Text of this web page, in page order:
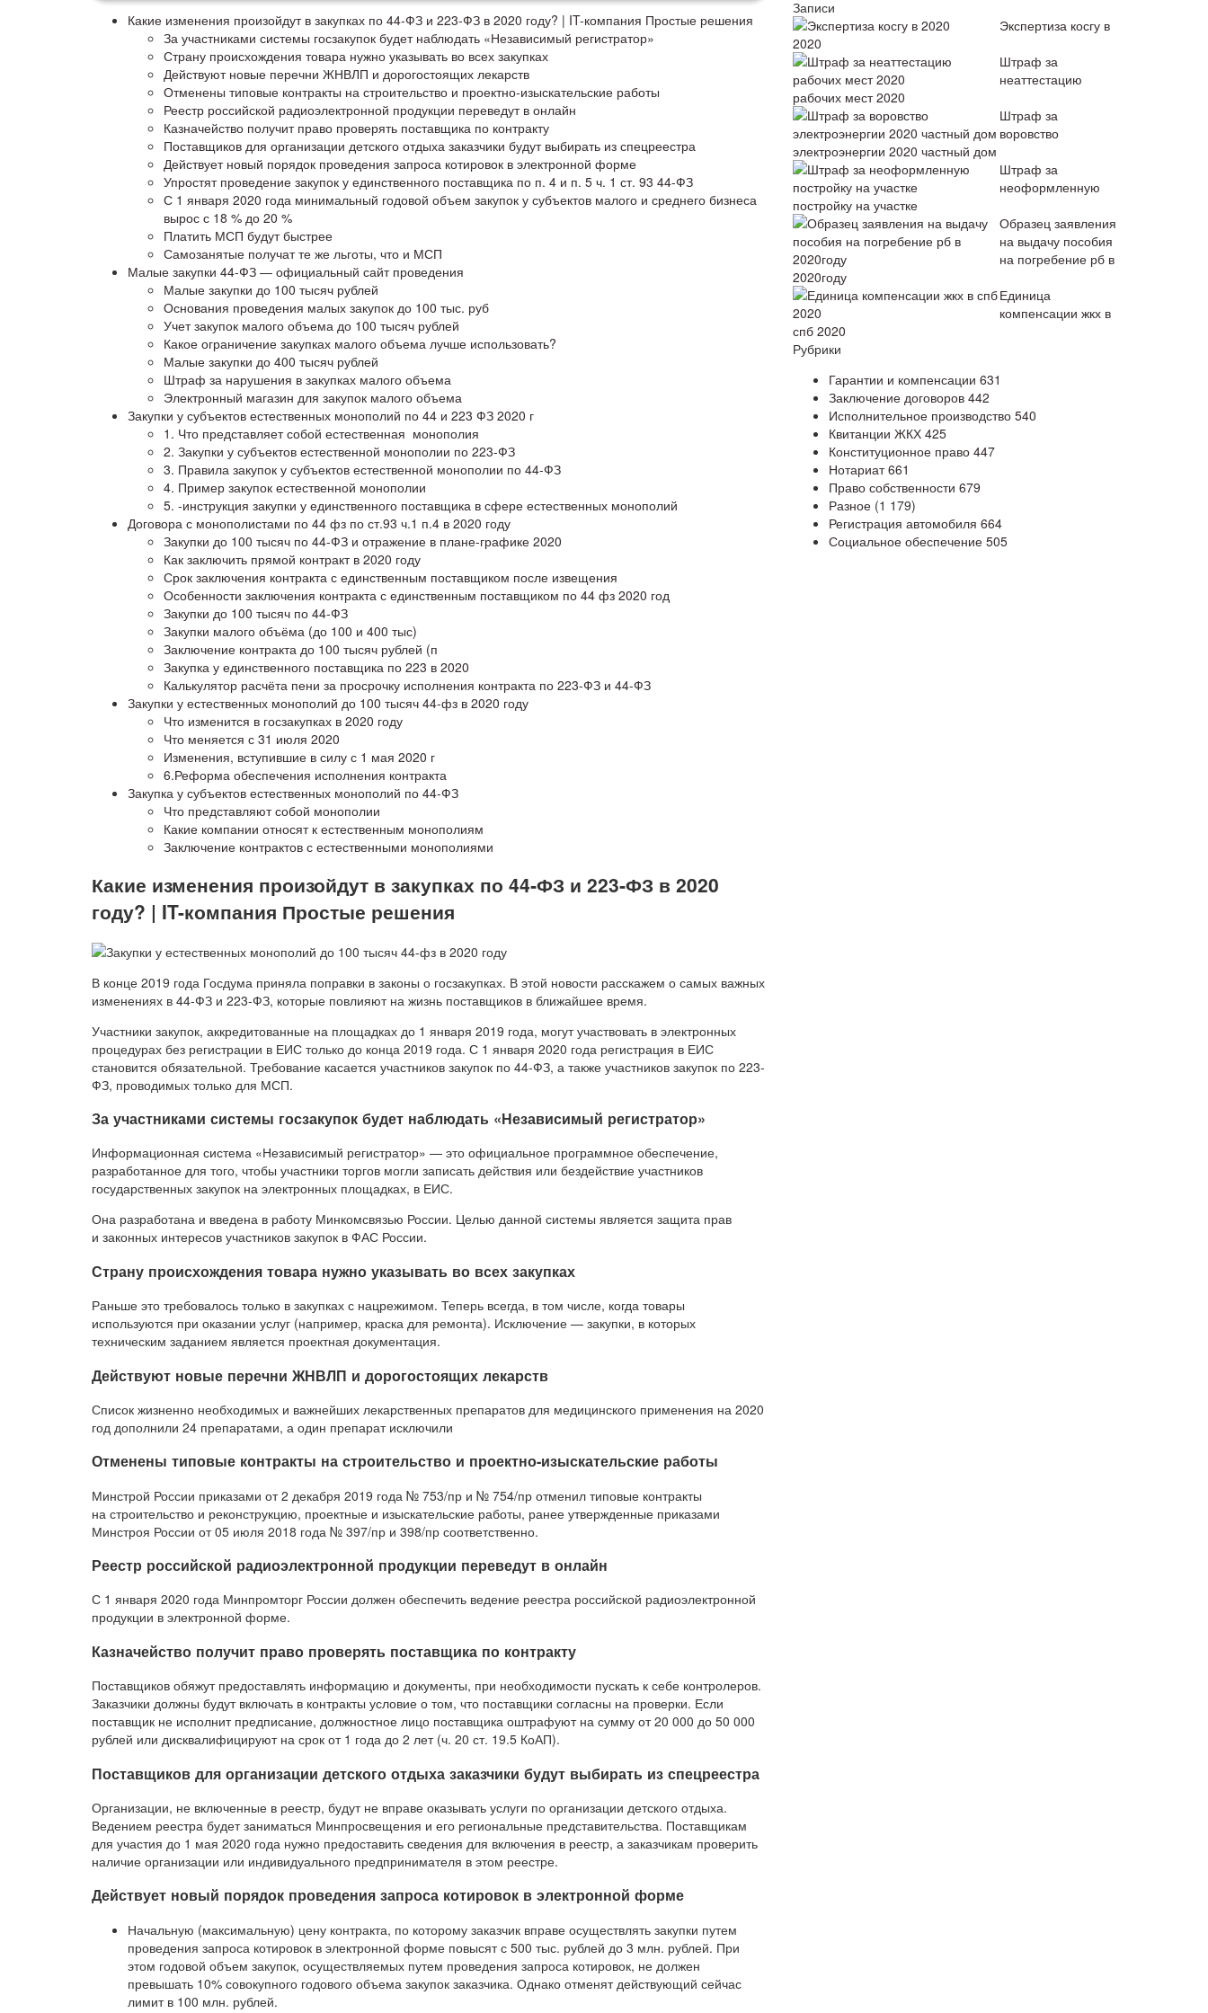
Какие изменения произойдут в закупках по 44‑ФЗ и 223‑ФЗ в 2020 году? | IT-компания Простые решения
За участниками системы госзакупок будет наблюдать «Независимый регистратор»
Страну происхождения товара нужно указывать во всех закупках
Действуют новые перечни ЖНВЛП и дорогостоящих лекарств
Отменены типовые контракты на строительство и проектно-изыскательские работы
Реестр российской радиоэлектронной продукции переведут в онлайн
Казначейство получит право проверять поставщика по контракту
Поставщиков для организации детского отдыха заказчики будут выбирать из спецреестра
Действует новый порядок проведения запроса котировок в электронной форме
Упростят проведение закупок у единственного поставщика по п. 4 и п. 5 ч. 1 ст. 93 44-ФЗ
С 1 января 2020 года минимальный годовой объем закупок у субъектов малого и среднего бизнеса
вырос с 18 % до 20 %
Платить МСП будут быстрее
Самозанятые получат те же льготы, что и МСП
Малые закупки 44-ФЗ — официальный сайт проведения
Малые закупки до 100 тысяч рублей
Основания проведения малых закупок до 100 тыс. руб
Учет закупок малого объема до 100 тысяч рублей
Какое ограничение закупках малого объема лучше использовать?
Малые закупки до 400 тысяч рублей
Штраф за нарушения в закупках малого объема
Электронный магазин для закупок малого объема
Закупки у субъектов естественных монополий по 44 и 223 ФЗ 2020 г
1. Что представляет собой естественная монополия
2. Закупки у субъектов естественной монополии по 223-ФЗ
3. Правила закупок у субъектов естественной монополии по 44-ФЗ
4. Пример закупок естественной монополии
5. -инструкция закупки у единственного поставщика в сфере естественных монополий
Договора с монополистами по 44 фз по ст.93 ч.1 п.4 в 2020 году
Закупки до 100 тысяч по 44-ФЗ и отражение в плане-графике 2020
Как заключить прямой контракт в 2020 году
Срок заключения контракта с единственным поставщиком после извещения
Особенности заключения контракта с единственным поставщиком по 44 фз 2020 год
Закупки до 100 тысяч по 44-ФЗ
Закупки малого объёма (до 100 и 400 тыс)
Заключение контракта до 100 тысяч рублей (п
Закупка у единственного поставщика по 223 в 2020
Калькулятор расчёта пени за просрочку исполнения контракта по 223-ФЗ и 44-ФЗ
Закупки у естественных монополий до 100 тысяч 44-фз в 2020 году
Что изменится в госзакупках в 2020 году
Что меняется с 31 июля 2020
Изменения, вступившие в силу с 1 мая 2020 г
6.Реформа обеспечения исполнения контракта
Закупка у субъектов естественных монополий по 44-ФЗ
Что представляют собой монополии
Какие компании относят к естественным монополиям
Заключение контрактов с естественными монополиями
Какие изменения произойдут в закупках по 44‑ФЗ и 223‑ФЗ в 2020
году? | IT-компания Простые решения
В конце 2019 года Госдума приняла поправки в законы о госзакупках. В этой новости расскажем о самых важных
изменениях в 44-ФЗ и 223-ФЗ, которые повлияют на жизнь поставщиков в ближайшее время.
Участники закупок, аккредитованные на площадках до 1 января 2019 года, могут участвовать в электронных
процедурах без регистрации в ЕИС только до конца 2019 года. С 1 января 2020 года регистрация в ЕИС
становится обязательной. Требование касается участников закупок по 44-ФЗ, а также участников закупок по 223-
ФЗ, проводимых только для МСП.
За участниками системы госзакупок будет наблюдать «Независимый регистратор»
Информационная система «Независимый регистратор» — это официальное программное обеспечение,
разработанное для того, чтобы участники торгов могли записать действия или бездействие участников
государственных закупок на электронных площадках, в ЕИС.
Она разработана и введена в работу Минкомсвязью России. Целью данной системы является защита прав
и законных интересов участников закупок в ФАС России.
Страну происхождения товара нужно указывать во всех закупках
Раньше это требовалось только в закупках с нацрежимом. Теперь всегда, в том числе, когда товары
используются при оказании услуг (например, краска для ремонта). Исключение — закупки, в которых
техническим заданием является проектная документация.
Действуют новые перечни ЖНВЛП и дорогостоящих лекарств
Список жизненно необходимых и важнейших лекарственных препаратов для медицинского применения на 2020
год дополнили 24 препаратами, а один препарат исключили
Отменены типовые контракты на строительство и проектно-изыскательские работы
Минстрой России приказами от 2 декабря 2019 года № 753/пр и № 754/пр отменил типовые контракты
на строительство и реконструкцию, проектные и изыскательские работы, ранее утвержденные приказами
Минстроя России от 05 июля 2018 года № 397/пр и 398/пр соответственно.
Реестр российской радиоэлектронной продукции переведут в онлайн
С 1 января 2020 года Минпромторг России должен обеспечить ведение реестра российской радиоэлектронной
продукции в электронной форме.
Казначейство получит право проверять поставщика по контракту
Поставщиков обяжут предоставлять информацию и документы, при необходимости пускать к себе контролеров.
Заказчики должны будут включать в контракты условие о том, что поставщики согласны на проверки. Если
поставщик не исполнит предписание, должностное лицо поставщика оштрафуют на сумму от 20 000 до 50 000
рублей или дисквалифицируют на срок от 1 года до 2 лет (ч. 20 ст. 19.5 КоАП).
Поставщиков для организации детского отдыха заказчики будут выбирать из спецреестра
Организации, не включенные в реестр, будут не вправе оказывать услуги по организации детского отдыха.
Ведением реестра будет заниматься Минпросвещения и его региональные представительства. Поставщикам
для участия до 1 мая 2020 года нужно предоставить сведения для включения в реестр, а заказчикам проверить
наличие организации или индивидуального предпринимателя в этом реестре.
Действует новый порядок проведения запроса котировок в электронной форме
Начальную (максимальную) цену контракта, по которому заказчик вправе осуществлять закупки путем
проведения запроса котировок в электронной форме повысят с 500 тыс. рублей до 3 млн. рублей. При
этом годовой объем закупок, осуществляемых путем проведения запроса котировок, не должен
превышать 10% совокупного годового объема закупок заказчика. Однако отменят действующий сейчас
лимит в 100 млн. рублей.
Записи
Экспертиза косгу в
2020
Штраф за
неаттестацию
рабочих мест 2020
Штраф за
воровство
электроэнергии 2020 частный дом
Штраф за
неоформленную
постройку на участке
Образец заявления
на выдачу пособия
на погребение рб в
2020году
Единица
компенсации жкх в
спб 2020
Рубрики
Гарантии и компенсации 631
Заключение договоров 442
Исполнительное производство 540
Квитанции ЖКХ 425
Конституционное право 447
Нотариат661
Право собственности 679
Разное (1 179)
Регистрация автомобиля 664
Социальное обеспечение 505